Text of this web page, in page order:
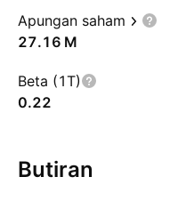
Apungan saham
‪27.16 M‬
Beta (1T)
0.22
Butiran